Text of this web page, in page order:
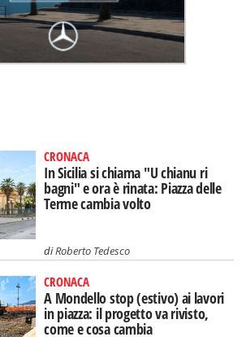
CRONACA
In Sicilia si chiama "U chianu ri
bagni" e ora è rinata: Piazza delle
Terme cambia volto
diRoberto Tedesco
CRONACA
A Mondello stop (estivo) ai lavori
in piazza: il progetto va rivisto,
come e cosa cambia